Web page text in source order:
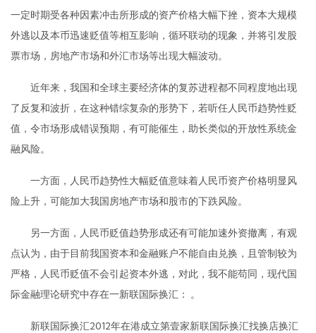
一定时期受各种因素冲击所形成的资产价格大幅下挫，资本大规模
外逃以及本币迅速贬值等相互影响，循环联动的现象，并将引发股
票市场，房地产市场和外汇市场等出现大幅波动。
近年来，我国和全球主要经济体的复苏进程都不同程度地出现
了反复和波折，在这种错综复杂的形势下，若听任人民币趋势性贬
值，令市场形成错误预期，有可能催生，助长类似的开放性系统金
融风险。
一方面，人民币趋势性大幅贬值意味着人民币资产价格明显风
险上升，可能加大我国房地产市场和股市的下跌风险。
另一方面，人民币贬值趋势形成还有可能加速外资撤离，有观
点认为，由于目前我国资本和金融账户不能自由兑换，且管制较为
严格，人民币贬值不会引起资本外逃，对此，我不能苟同，现代国
际金融理论研究中存在一新联国际换汇： 。
新联国际换汇2012年在港成立第壹家新联国际换汇找换店换汇